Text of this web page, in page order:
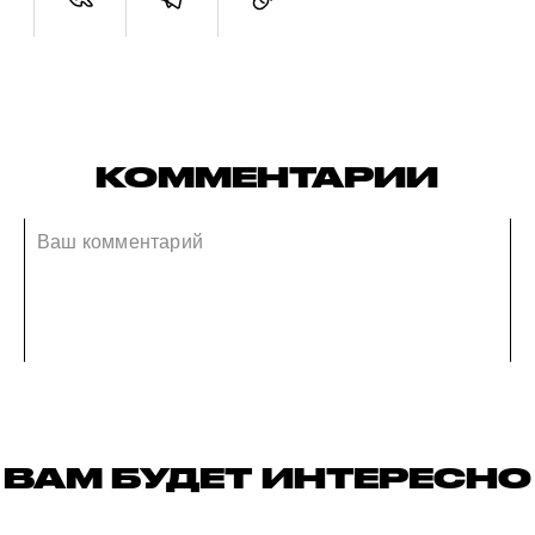
КОММЕНТАРИИ
ВАМ БУДЕТ ИНТЕРЕСНО